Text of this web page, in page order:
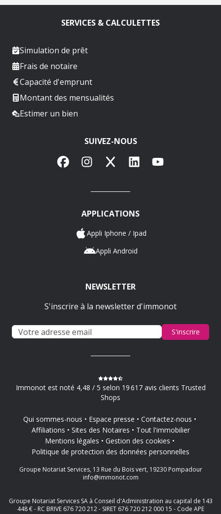
SERVICES & CALCULETTES
Simulation de prêt
Frais de notaire
Capacité d'emprunt
Montant des mensualités
Estimer un bien
SUIVEZ-NOUS
FacebookInstagram
X LinkedInYouTube
APPLICATIONS
Appli Iphone / Ipad
Appli Android
NEWSLETTER
S'inscrire à la newsletter d'immonot
S'inscrire
Immonot est noté 4,48 / 5 selon 19 617 avis clients Trusted
Shops
Qui sommes-nous Espace presse
Contactez-nous
Affiliations
Sites des Notaires
Tout l'immobilier
Mentions légales
Gestion des cookies
Politique de protection des données personnelles
Groupe Notariat Services, 13 Rue du Bois vert, 19230 Pompadour
info@immonot.com
Groupe Notariat Services SA à Conseil d'Administration au capital de 143
448 € - RC BRIVE 676 720 212 - SIRET 676 720 212 000 15 - Code APE